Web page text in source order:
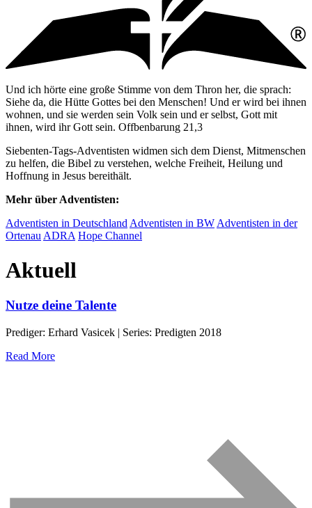
Und ich hörte eine große Stimme von dem Thron her, die sprach:
Siehe da, die Hütte Gottes bei den Menschen! Und er wird bei ihnen
wohnen, und sie werden sein Volk sein und er selbst, Gott mit
ihnen, wird ihr Gott sein. Offbenbarung 21,3
Siebenten-Tags-Adventisten widmen sich dem Dienst, Mitmenschen
zu helfen, die Bibel zu verstehen, welche Freiheit, Heilung und
Hoffnung in Jesus bereithält.
Mehr über Adventisten:
Adventisten in Deutschland Adventisten in BW Adventisten in der
Ortenau ADRA Hope Channel
Aktuell
Nutze deine Talente
Prediger: Erhard Vasicek | Series: Predigten 2018
Read More